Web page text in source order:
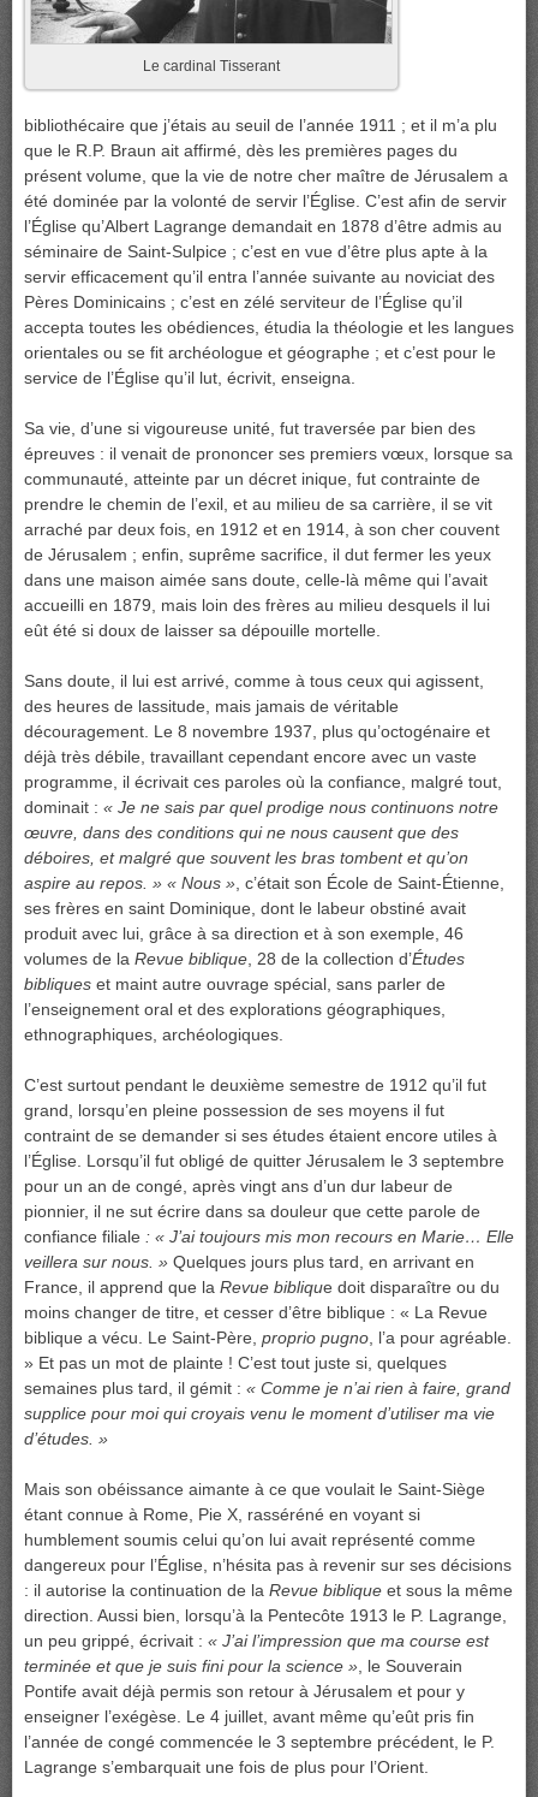
Le cardinal Tisserant
bibliothécaire que j’étais au seuil de l’année 1911 ; et il m’a plu
que le R.P. Braun ait affirmé, dès les premières pages du
présent volume, que la vie de notre cher maître de Jérusalem a
été dominée par la volonté de servir l’Église. C’est afin de servir
l’Église qu’Albert Lagrange demandait en 1878 d’être admis au
séminaire de Saint-Sulpice ; c’est en vue d’être plus apte à la
servir efficacement qu’il entra l’année suivante au noviciat des
Pères Dominicains ; c’est en zélé serviteur de l’Église qu’il
accepta toutes les obédiences, étudia la théologie et les langues
orientales ou se fit archéologue et géographe ; et c’est pour le
service de l’Église qu’il lut, écrivit, enseigna.
Sa vie, d’une si vigoureuse unité, fut traversée par bien des
épreuves : il venait de prononcer ses premiers vœux, lorsque sa
communauté, atteinte par un décret inique, fut contrainte de
prendre le chemin de l’exil, et au milieu de sa carrière, il se vit
arraché par deux fois, en 1912 et en 1914, à son cher couvent
de Jérusalem ; enfin, suprême sacrifice, il dut fermer les yeux
dans une maison aimée sans doute, celle-là même qui l’avait
accueilli en 1879, mais loin des frères au milieu desquels il lui
eût été si doux de laisser sa dépouille mortelle.
Sans doute, il lui est arrivé, comme à tous ceux qui agissent,
des heures de lassitude, mais jamais de véritable
découragement. Le 8 novembre 1937, plus qu’octogénaire et
déjà très débile, travaillant cependant encore avec un vaste
programme, il écrivait ces paroles où la confiance, malgré tout,
dominait : « Je ne sais par quel prodige nous continuons notre
œuvre, dans des conditions qui ne nous causent que des
déboires, et malgré que souvent les bras tombent et qu’on
aspire au repos. » « Nous » , c’était son École de Saint-Étienne,
ses frères en saint Dominique, dont le labeur obstiné avait
produit avec lui, grâce à sa direction et à son exemple, 46
volumes de la Revue biblique , 28 de la collection d’Études
bibliques et maint autre ouvrage spécial, sans parler de
l’enseignement oral et des explorations géographiques,
ethnographiques, archéologiques.
C’est surtout pendant le deuxième semestre de 1912 qu’il fut
grand, lorsqu’en pleine possession de ses moyens il fut
contraint de se demander si ses études étaient encore utiles à
l’Église. Lorsqu’il fut obligé de quitter Jérusalem le 3 septembre
pour un an de congé, après vingt ans d’un dur labeur de
pionnier, il ne sut écrire dans sa douleur que cette parole de
confiance filiale : « J’ai toujours mis mon recours en Marie… Elle
veillera sur nous. » Quelques jours plus tard, en arrivant en
France, il apprend que la Revue biblique doit disparaître ou du
moins changer de titre, et cesser d’être biblique : « La Revue
biblique a vécu. Le Saint-Père, proprio pugno , l’a pour agréable.
» Et pas un mot de plainte ! C’est tout juste si, quelques
semaines plus tard, il gémit : « Comme je n’ai rien à faire, grand
supplice pour moi qui croyais venu le moment d’utiliser ma vie
d’études. »
Mais son obéissance aimante à ce que voulait le Saint-Siège
étant connue à Rome, Pie X, rasséréné en voyant si
humblement soumis celui qu’on lui avait représenté comme
dangereux pour l’Église, n’hésita pas à revenir sur ses décisions
: il autorise la continuation de la Revue biblique et sous la même
direction. Aussi bien, lorsqu’à la Pentecôte 1913 le P. Lagrange,
un peu grippé, écrivait : « J’ai l’impression que ma course est
terminée et que je suis fini pour la science » , le Souverain
Pontife avait déjà permis son retour à Jérusalem et pour y
enseigner l’exégèse. Le 4 juillet, avant même qu’eût pris fin
l’année de congé commencée le 3 septembre précédent, le P.
Lagrange s’embarquait une fois de plus pour l’Orient.